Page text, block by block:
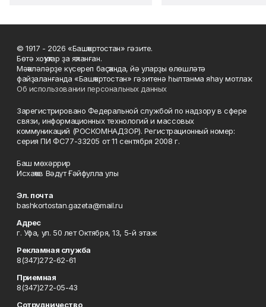
© 1917 - 2026 «Башҡортостан» гәзите.
Бөтә хоҡуҡтар ҙа яҡланған.
Мәҡәләләрҙе күсереп баҫҡанда, йә уларҙы өлөшләтә
файҙаланғанда «Башҡортостан» гәзитенә һылтанма яһау мотлаҡ.
Об использовании персональных данных
Зарегистрировано Федеральной службой по надзору в сфере
связи, информационных технологий и массовых
коммуникаций (РОСКОМНАДЗОР). Регистрационный номер:
серия ПИ ФС77-33205 от 11 сентября 2008 г.
Баш мөхәррир
Исхаҡов Вәдүт Ғәйфулла улы
Эл. почта
bashkortostan.gazeta@mail.ru
Адрес
г. Уфа, ул. 50 лет Октября, 13, 5-й этаж
Рекламная служба
8(347)272-62-61
Приемная
8(347)272-05-43
Сотрудничество